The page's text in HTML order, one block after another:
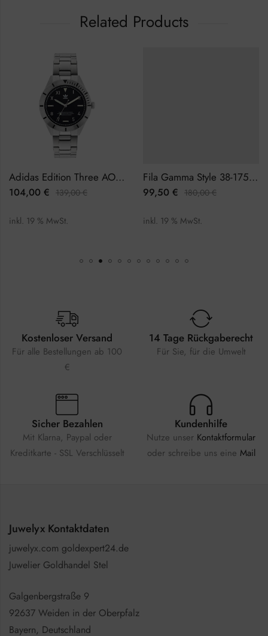
Related Products
Adidas Edition Three AOFH22054 Herrenuhr
104,00 € 139,00€
inkl. 19 % MwSt.
Fila Gamma Style 38-175-002 Herrenuhr Chronograph
99,50 € 180,00€
inkl. 19 % MwSt.
Kostenloser Versand
Für alle Bestellungen ab 100
€
14 Tage Rückgaberecht
Für Sie, für die Umwelt
Sicher Bezahlen
Mit Klarna, Paypal oder
Kreditkarte - SSL Verschlüsselt
Kundenhilfe
Nutze unser Kontaktformular
oder schreibe uns eine Mail
Juwelyx Kontaktdaten
juwelyx.com goldexpert24.de
Juwelier Goldhandel Stel
Galgenbergstraße 9
92637 Weiden in der Oberpfalz
Bayern, Deutschland